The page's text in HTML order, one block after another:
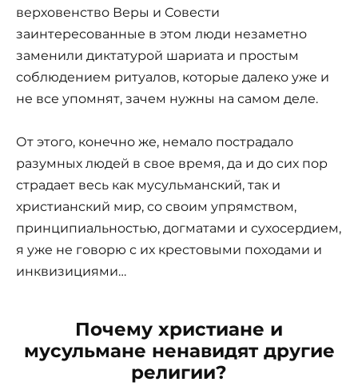
верховенство Веры и Совести
заинтересованные в этом люди незаметно
заменили диктатурой шариата и простым
соблюдением ритуалов, которые далеко уже и
не все упомнят, зачем нужны на самом деле.
От этого, конечно же, немало пострадало
разумных людей в свое время, да и до сих пор
страдает весь как мусульманский, так и
христианский мир, со своим упрямством,
принципиальностью, догматами и сухосердием,
я уже не говорю с их крестовыми походами и
инквизициями…
Почему христиане и
мусульмане ненавидят другие
религии?